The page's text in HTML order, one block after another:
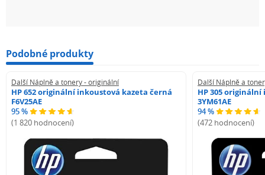
Podobné produkty
Další Náplně a tonery - originální
HP 652 originální inkoustová kazeta černá
F6V25AE
95 %
(1 820 hodnocení)
Další Náplně a
HP 305
3YM61AE
94 %
(472 hodnocení)